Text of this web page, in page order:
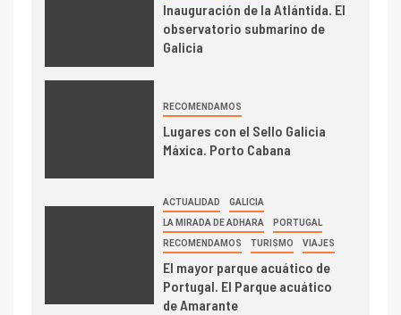
Inauguración de la Atlántida. El
observatorio submarino de
Galicia
RECOMENDAMOS
Lugares con el Sello Galicia
Máxica. Porto Cabana
ACTUALIDAD GALICIA
LA MIRADA DE ADHARA PORTUGAL
RECOMENDAMOS TURISMO VIAJES
El mayor parque acuático de
Portugal. El Parque acuático
de Amarante